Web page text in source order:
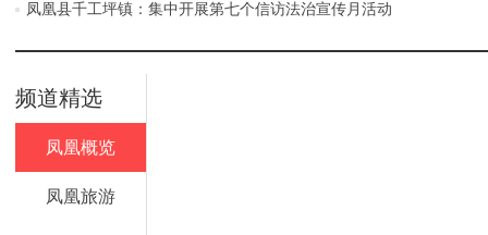
凤凰县千工坪镇：集中开展第七个信访法治宣传月活动
频道精选
凤凰概览
凤凰旅游